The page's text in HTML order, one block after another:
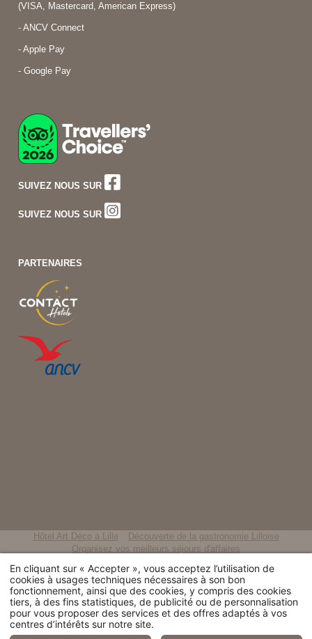
(VISA, Mastercard, American Express)
- ANCV Connect
- Apple Pay
- Google Pay
SUIVEZ NOUS SUR
SUIVEZ NOUS SUR
PARTENAIRES
Hôtel Art Déco à Lille
Découverte de la gastronomie Lilloise
Organisez vos meilleurs séjours d'affaires
Séjour pour les fêtes de fin d'année
Un hôtel près des congrès de Lille
Un hôtel romantique en plein cœur de Lille
Hôtel style rétro à Lille
Charming hotel located in the heart of Lille city centre
© 2026 Hotel Saint Maurice -Mentions légales
En cliquant sur « Accepter », vous acceptez l’utilisation de
cookies à usages techniques nécessaires à son bon
fonctionnement, ainsi que des cookies, y compris des cookies
tiers, à des fins statistiques, de publicité ou de personnalisation
pour vous proposer des services et des offres adaptés à vos
centres d’intérêts sur notre site.